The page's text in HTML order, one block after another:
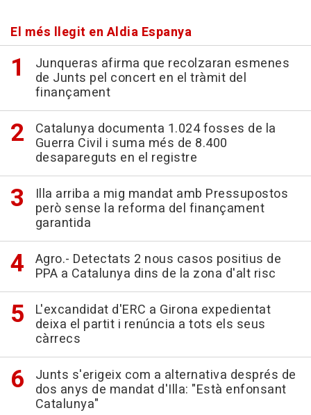
El més llegit en Aldia Espanya
Junqueras afirma que recolzaran esmenes
de Junts pel concert en el tràmit del
finançament
Catalunya documenta 1.024 fosses de la
Guerra Civil i suma més de 8.400
desapareguts en el registre
Illa arriba a mig mandat amb Pressupostos
però sense la reforma del finançament
garantida
Agro.- Detectats 2 nous casos positius de
PPA a Catalunya dins de la zona d'alt risc
L'excandidat d'ERC a Girona expedientat
deixa el partit i renúncia a tots els seus
càrrecs
Junts s'erigeix com a alternativa després de
dos anys de mandat d'Illa: "Està enfonsant
Catalunya"